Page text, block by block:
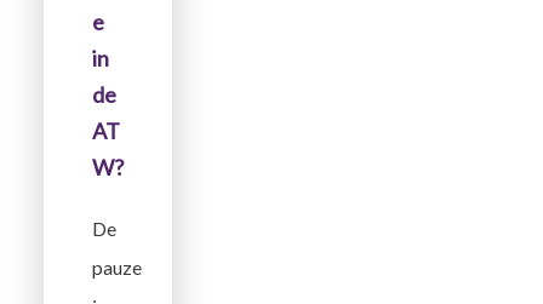
e
in
de
AT
W?
De
pauze